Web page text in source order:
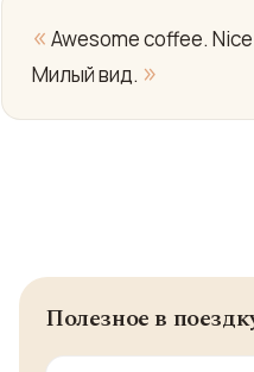
« Awesome coffee.
Милый вид. »
Полезное в